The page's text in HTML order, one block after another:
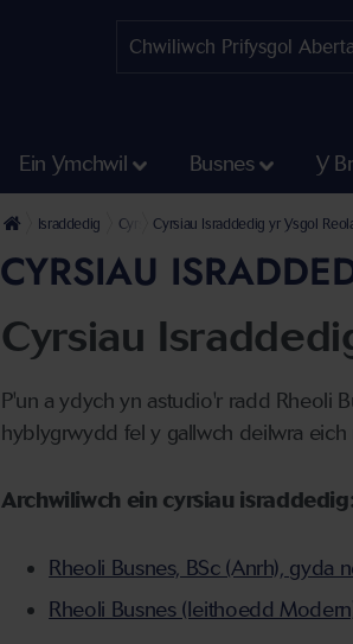
Ein Ymchwil Busnes Y
Israddedig Cyrsiau Israddedig
Cyrsiau Israddedig yr Ysgol
CYRSIAU
Cyrsiau
P'un a ydych yn astudio'r radd Rheoli
hyblygrwydd fel y gallwch deilwra
Archwiliwch ein cyrsiau
Rheoli Busnes, BSc (Anrh),
Rheoli Busnes (Ieithoedd